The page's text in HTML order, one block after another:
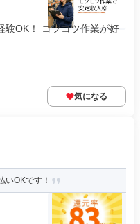
験OK！ コツコツ作業が好
気になる
いOKです！